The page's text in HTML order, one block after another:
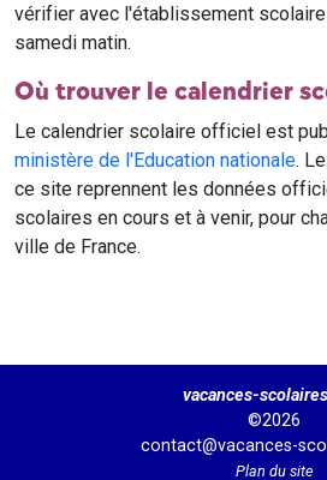
vérifier avec l'établissement
samedi matin.
Où trouver le calendrier
Le calendrier scolaire officiel est
ministère de l'Education nationale.
ce site reprennent les données
scolaires en cours et à venir, pour
ville de France.
vacances-
©2026
contact@vacances-
Plan du site